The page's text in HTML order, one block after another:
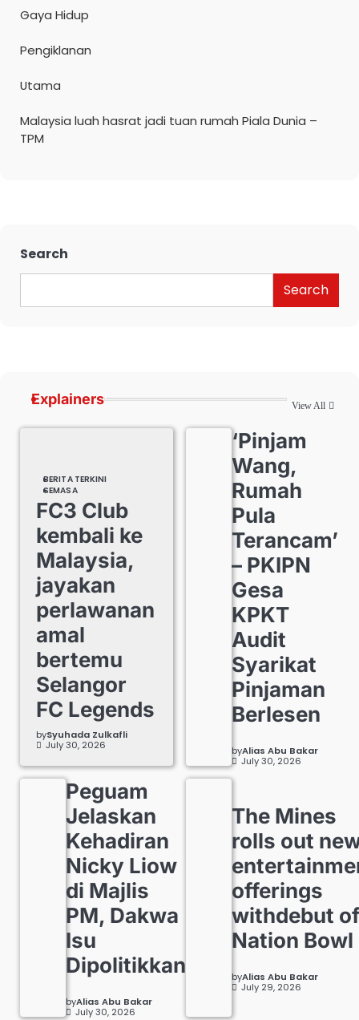
Gaya Hidup
Pengiklanan
Utama
Malaysia luah hasrat jadi tuan rumah Piala Dunia –
TPM
Search
Search
Explainers View All
BERITA TERKINI
SEMASA
FC3 Club
kembali ke
Malaysia,
jayakan
perlawanan
amal
bertemu
Selangor
FC Legends
bySyuhada Zulkafli
July 30, 2026
‘Pinjam
Wang,
Rumah
Pula
Terancam’
– PKIPN
Gesa
KPKT
Audit
Syarikat
Pinjaman
Berlesen
byAlias Abu Bakar
July 30, 2026
Peguam
Jelaskan
Kehadiran
Nicky Liow
di Majlis
PM, Dakwa
Isu
Dipolitikkan
byAlias Abu Bakar
July 30, 2026
The Mines
rolls out
offerings
withdebut
Nation Bowl
byAlias Abu Bakar
July 29, 2026